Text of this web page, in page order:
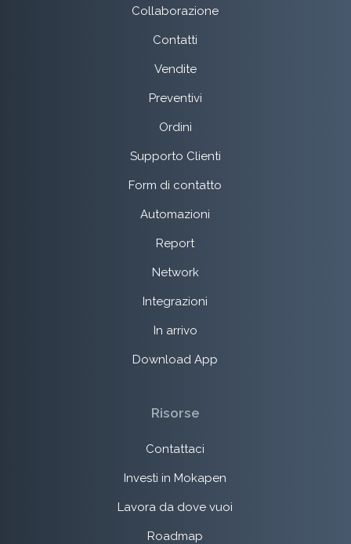
Collaborazione
Contatti
Vendite
Preventivi
Ordini
Supporto Clienti
Form di contatto
Automazioni
Report
Network
Integrazioni
In arrivo
Download App
Risorse
Contattaci
Investi in Mokapen
Lavora da dove vuoi
Roadmap